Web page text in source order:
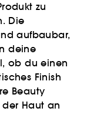
zu
Die
aufbaubar,
deine
ob du einen
Finish
Beauty
Haut an